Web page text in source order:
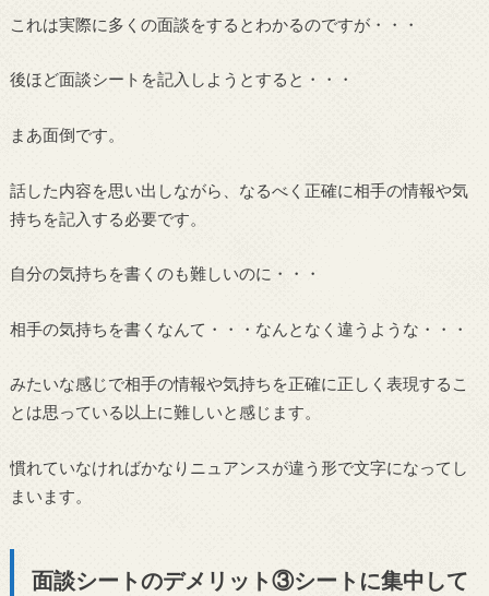
これは実際に多くの面談をするとわかるのですが・・・
後ほど面談シートを記入しようとすると・・・
まあ面倒です。
話した内容を思い出しながら、なるべく正確に相手の情報や気
持ちを記入する必要です。
自分の気持ちを書くのも難しいのに・・・
相手の気持ちを書くなんて・・・なんとなく違うような・・・
みたいな感じで相手の情報や気持ちを正確に正しく表現するこ
とは思っている以上に難しいと感じます。
慣れていなければかなりニュアンスが違う形で文字になってし
まいます。
面談シートのデメリット③シートに集中して